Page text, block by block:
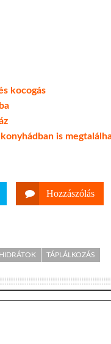
kocogás
is
Hozzászólás
TÁPLÁLKOZÁS